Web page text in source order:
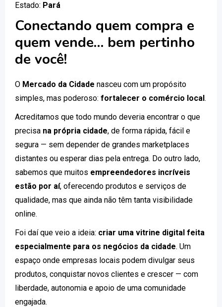
Estado: Pará
Conectando quem compra e
quem vende… bem pertinho
de você!
O Mercado da Cidade nasceu com um propósito
simples, mas poderoso: fortalecer o comércio local.
Acreditamos que todo mundo deveria encontrar o que
precisa na própria cidade, de forma rápida, fácil e
segura — sem depender de grandes marketplaces
distantes ou esperar dias pela entrega. Do outro lado,
sabemos que muitos empreendedores incríveis
estão por aí, oferecendo produtos e serviços de
qualidade, mas que ainda não têm tanta visibilidade
online.
Foi daí que veio a ideia: criar uma vitrine digital feita
especialmente para os negócios da cidade. Um
espaço onde empresas locais podem divulgar seus
produtos, conquistar novos clientes e crescer — com
liberdade, autonomia e apoio de uma comunidade
engajada.